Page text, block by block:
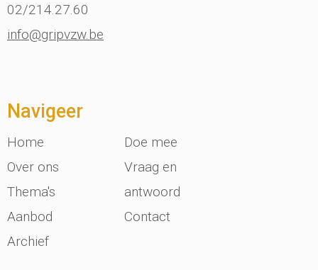
02/214.27.60
info@gripvzw.be
Navigeer
Home
Over ons
Thema's
Aanbod
Archief
Doe mee
Vraag en
antwoord
Contact